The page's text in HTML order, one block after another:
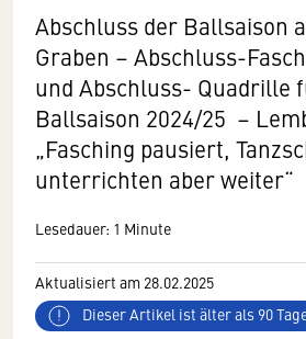
Abschluss der Ballsaison
Graben – Abschluss-
und Abschluss- Quadrille
Ballsaison 2024/25 –
„Fasching pausiert,
unterrichten aber weiter“
Lesedauer: 1 Minute
Aktualisiert am 28.02.2025
Dieser Artikel ist älter als 90